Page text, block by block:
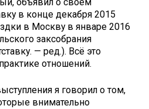
в конце декабря 2015
в Москву в январе 2016
заксобрания
— ред.). Всё это
отношений.
я говорил о том,
внимательно